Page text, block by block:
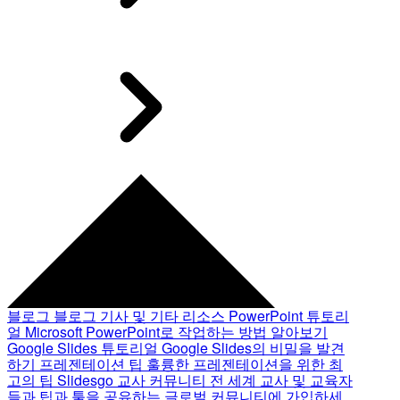
블로그 블로그 기사 및 기타 리소스 PowerPoint 튜토리
얼 Microsoft PowerPoint로 작업하는 방법 알아보기
Google Slides 튜토리얼 Google Slides의 비밀을 발견
하기 프레젠테이션 팁 훌륭한 프레젠테이션을 위한 최
고의 팁 Slidesgo 교사 커뮤니티 전 세계 교사 및 교육자